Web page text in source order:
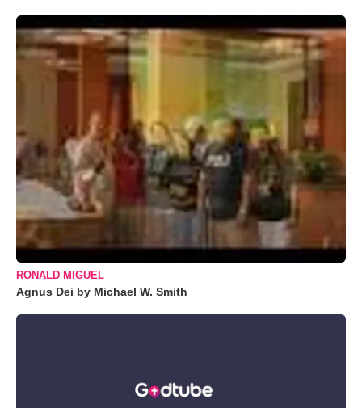
RONALD MIGUEL
Agnus Dei by Michael W. Smith